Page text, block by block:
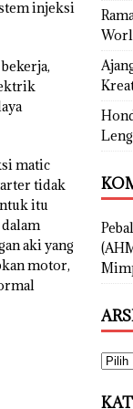
injeksi
matic
tidak
itu
aki yang
motor,